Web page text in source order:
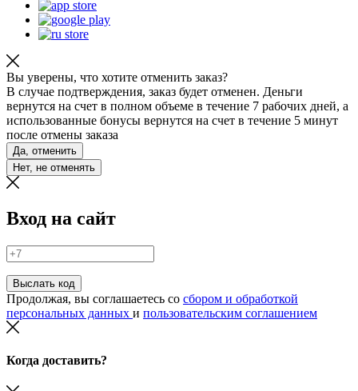
Вы уверены, что хотите отменить заказ?
В случае подтверждения, заказ будет отменен. Деньги
вернутся на счет в полном объеме в течение 7 рабочих дней, а
использованные бонусы вернутся на счет в течение 5 минут
после отмены заказа
Да, отменить
Нет, не отменять
Вход на сайт
Выслать код
Продолжая, вы соглашаетесь со сбором и обработкой
персональных данных и пользовательским соглашением
Когда доставить?